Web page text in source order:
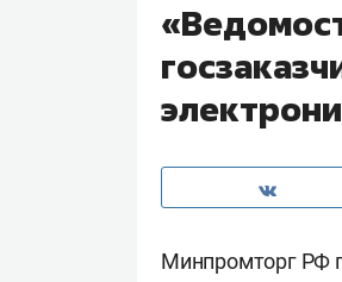
Минпромторг РФ